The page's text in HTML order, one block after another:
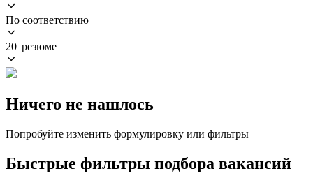
По соответствию
20 резюме
Ничего не нашлось
Попробуйте изменить формулировку или фильтры
Быстрые фильтры подбора вакансий